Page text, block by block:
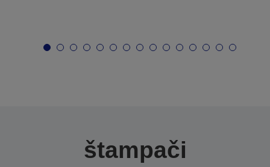
štampači